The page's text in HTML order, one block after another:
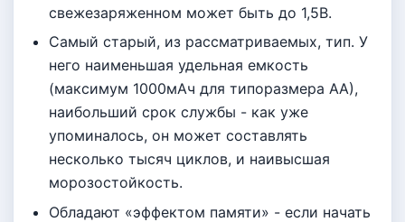
свежезаряженном может быть до 1,5В.
Самый старый, из рассматриваемых, тип. У
него наименьшая удельная емкость
(максимум 1000мАч для типоразмера АА),
наибольший срок службы - как уже
упоминалось, он может составлять
несколько тысяч циклов, и наивысшая
морозостойкость.
Обладают «эффектом памяти» - если начать